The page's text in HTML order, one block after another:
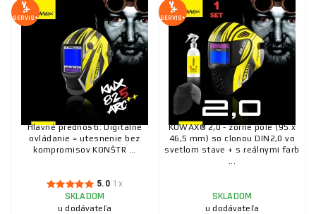
SERVIS+
Hlavné prednosti: Digitálne
ovládanie = utesnenie bez
kompromisov KONŠTR ...
5.0 1x
SKLADOM
u dodávateľa
SERVIS+
KOWAX® 2,0 - zorné pole (95 x
46,5 mm) so clonou DIN2,0 vo
svetlom stave + s reálnymi farb
...
SKLADOM
u dodávateľa